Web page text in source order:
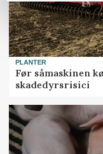
PLANTER
Før såmaskinen
skadedyrsrisici